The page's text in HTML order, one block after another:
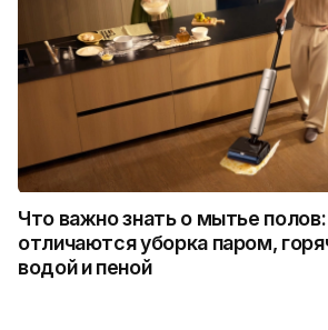
Что важно знать о мытье
отличаются уборка паром,
водой и пеной